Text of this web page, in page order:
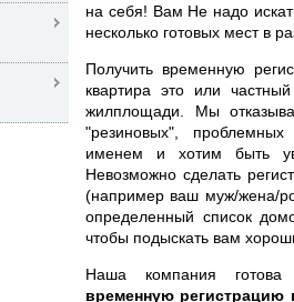
на себя! Вам Не надо
несколько готовых мест в
Получить временную
квартира это или
жилплощади. Мы
"резиновых",
именем и хотим быть
Невозможно сделать
(например ваш муж/жена/
определенный список
чтобы подыскать вам
Наша компания
временную